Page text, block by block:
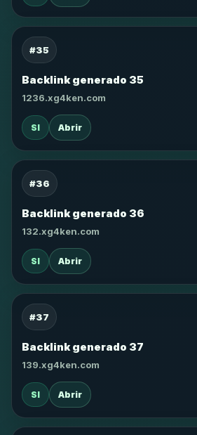
#35
Backlink generado 35
1236.xg4ken.com
SI Abrir
#36
Backlink generado 36
132.xg4ken.com
SI Abrir
#37
Backlink generado 37
139.xg4ken.com
SI Abrir